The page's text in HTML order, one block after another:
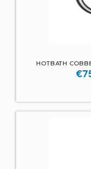
HOTBATH
€